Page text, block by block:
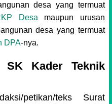
desa yang termuat
Desa maupun urusan
desa yang termuat
DPA-nya.
SK Kader Teknik
petikan/teks Surat